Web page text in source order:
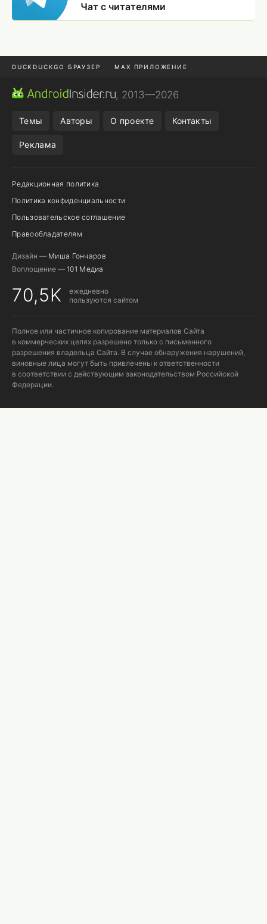
Чат с читателями
DUCKDUCKGO БРАУЗЕР MAX ПРИЛОЖЕНИЕ
ПРИЛОЖЕНИЯ ANDROID
, 2013—2026
Темы Авторы О проекте Контакты
Реклама
Редакционная политика
Политика конфиденциальности
Пользовательское соглашение
Правообладателям
Дизайн — Миша Гончаров
Воплощение — 101 Медиа
70,5K
ежедневно
пользуются сайтом
Полное или частичное копирование материалов Сайта
в коммерческих целях разрешено только с письменного
разрешения владельца Сайта. В случае обнаружения нарушений,
виновные лица могут быть привлечены к ответственности
в соответствии с действующим законодательством Российской
Федерации.